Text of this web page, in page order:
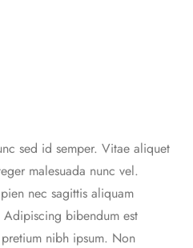
sed id semper. Vitae aliquet
malesuada nunc vel.
nec sagittis aliquam
bibendum est
nibh ipsum. Non